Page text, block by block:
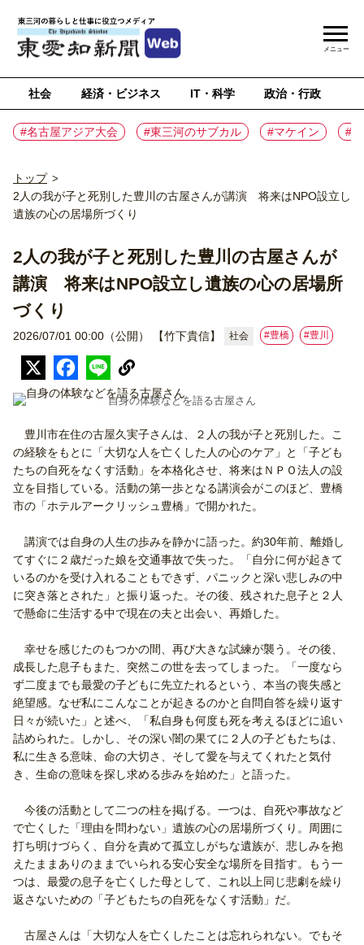
社会 経済・ビジネス IT・科学 政治・行政
#名古屋アジア大会 #東三河のサブカル #マケイン #
メニュー
トップ >
2人の我が子と死別した豊川の古屋さんが講演 将来はNPO設立し
遺族の心の居場所づくり
2人の我が子と死別した豊川の古屋さんが
講演 将来はNPO設立し遺族の心の居場所
づくり
2026/07/01 00:00（公開） 【竹下貴信】 社会 #豊橋 #豊川
自身の体験などを語る古屋さん
豊川市在住の古屋久実子さんは、２人の我が子と死別した。こ
の経験をもとに「大切な人を亡くした人の心のケア」と「子ども
たちの自死をなくす活動」を本格化させ、将来はＮＰＯ法人の設
立を目指している。活動の第一歩となる講演会がこのほど、豊橋
市の「ホテルアークリッシュ豊橋」で開かれた。
講演では自身の人生の歩みを静かに語った。約30年前、離婚し
てすぐに２歳だった娘を交通事故で失った。「自分に何が起きて
いるのかを受け入れることもできず、パニックと深い悲しみの中
に突き落とされた」と振り返った。その後、残された息子と２人
で懸命に生活する中で現在の夫と出会い、再婚した。
幸せを感じたのもつかの間、再び大きな試練が襲う。その後、
成長した息子もまた、突然この世を去ってしまった。「一度なら
ず二度までも最愛の子どもに先立たれるという、本当の喪失感と
絶望感。なぜ私にこんなことが起きるのかと自問自答を繰り返す
日々が続いた」と述べ、「私自身も何度も死を考えるほどに追い
詰められた。しかし、その深い闇の果てに２人の子どもたちは、
私に生きる意味、命の大切さ、そして愛を与えてくれたと気付
き、生命の意味を探し求める歩みを始めた」と語った。
今後の活動として二つの柱を掲げる。一つは、自死や事故など
で亡くした「理由を問わない」遺族の心の居場所づくり。周囲に
打ち明けづらく、自分を責めて孤立しがちな遺族が、悲しみを抱
えたままありのままでいられる安心安全な場所を目指す。もう一
つは、最愛の息子を亡くした母として、これ以上同じ悲劇を繰り
返さないための「子どもたちの自死をなくす活動」だ。
古屋さんは「大切な人を亡くしたことは忘れられない。でもそ